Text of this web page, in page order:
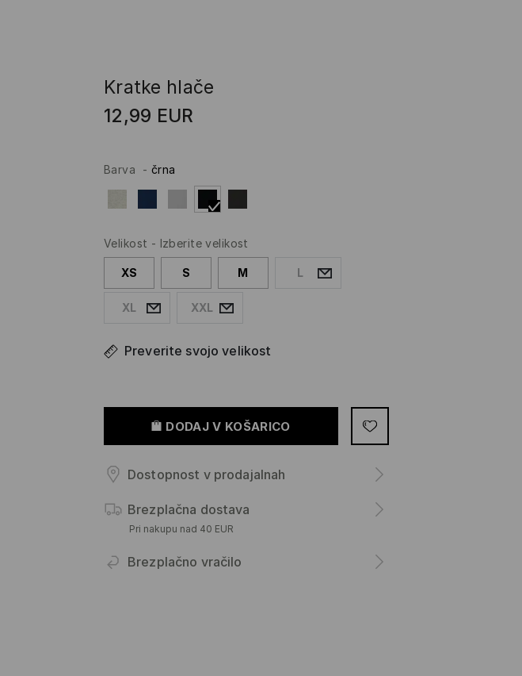
Kratke hlače
12,99 EUR
Barva - črna
Velikost - Izberite velikost
XS S M L
XL XXL
Preverite svojo velikost
DODAJ V KOŠARICO
Dostopnost v prodajalnah
Brezplačna dostava
Pri nakupu nad 40 EUR
Brezplačno vračilo